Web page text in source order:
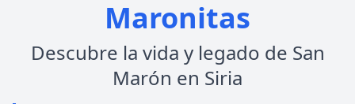
Maronitas
Descubre la vida y legado de San
Marón en Siria